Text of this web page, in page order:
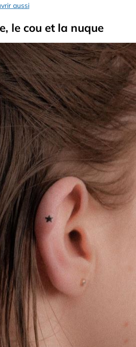
aussi
le cou et la nuque